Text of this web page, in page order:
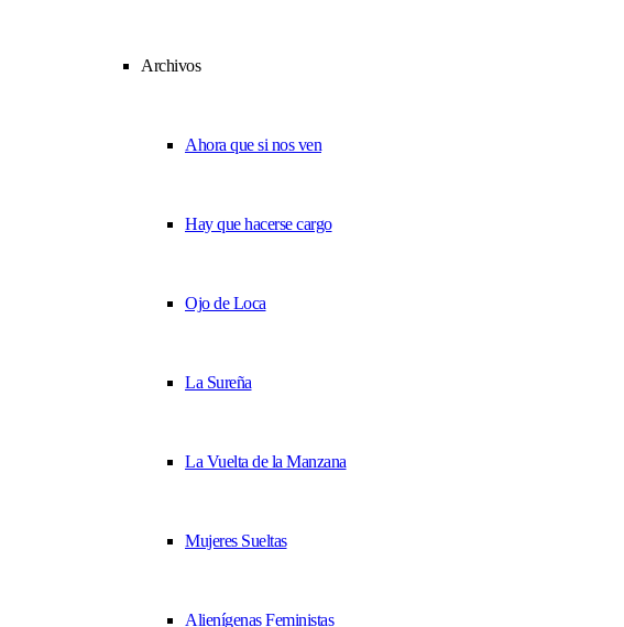
Archivos
Ahora que si nos ven
Hay que hacerse cargo
Ojo de Loca
La Sureña
La Vuelta de la Manzana
Mujeres Sueltas
Alienígenas Feministas